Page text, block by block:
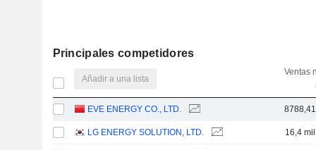
Principales competidores
Añadir a una lista
Ventas
EVE ENERGY CO., LTD. 8788,41
LG ENERGY SOLUTION, LTD. 16,4 mil